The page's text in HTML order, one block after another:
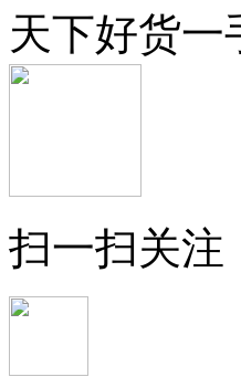
天下好货一
扫一扫关注